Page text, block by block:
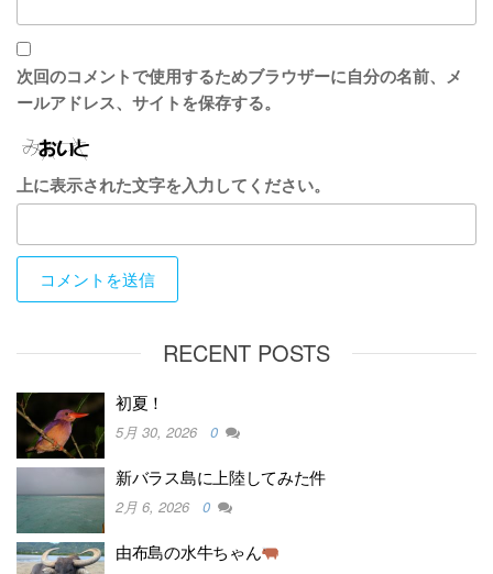
次回のコメントで使用するためブラウザーに自分の名前、メ
ールアドレス、サイトを保存する。
上に表示された文字を入力してください。
RECENT POSTS
初夏！
5月 30, 2026 0
新バラス島に上陸してみた件
2月 6, 2026 0
由布島の水牛ちゃん